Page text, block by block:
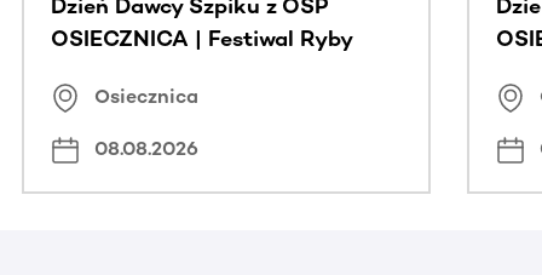
Dzień Dawcy Szpiku z OSP
OSIECZNICA | Festiwal Ryby
Osiecznica
08.08.2026